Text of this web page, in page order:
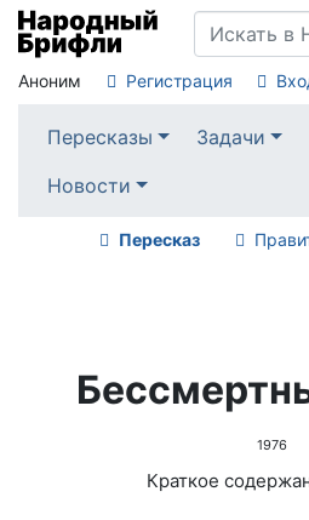
Аноним Регистрация
Пересказы Задачи
Новости
Пересказ
1976
Краткое